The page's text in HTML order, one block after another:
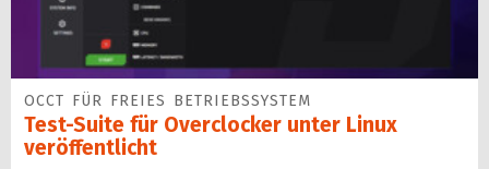
OCCT FÜR FREIES BETRIEBSSYSTEM
Test-Suite für Overclocker unter Linux
veröffentlicht